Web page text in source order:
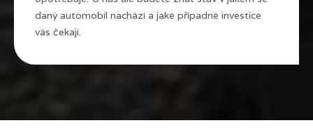
daný automobil nachází a jaké případné investice
vás čekají.